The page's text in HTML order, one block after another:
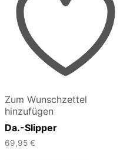
Zum Wunschzettel
hinzufügen
Da.-Slipper
69,95 €